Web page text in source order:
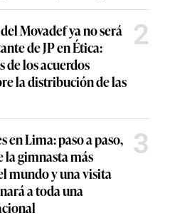
Movadef ya no será
de JP en Ética:
de los acuerdos
la distribución de las
2
en Lima: paso a paso,
la gimnasta más
mundo y una visita
a toda una
3